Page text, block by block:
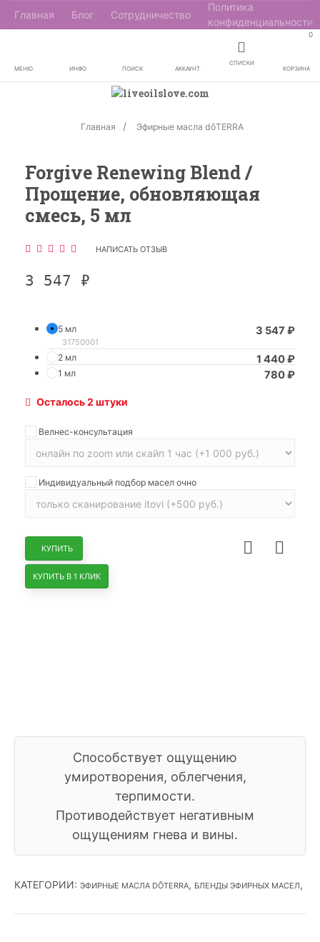
Главная Блог Сотрудничество
Политика
конфиденциальности
МЕНЮ ИНФО ПОИСК АККАУНТ
СПИСКИ
0
КОРЗИНА
Главная Эфирные масла dōTERRA
Forgive Renewing Blend /
Прощение, обновляющая
смесь, 5 мл
НАПИСАТЬ ОТЗЫВ
3 547 ₽
3 547 ₽
5 мл
31750001
1 440₽
2 мл
780₽
1 мл
Осталось 2 штуки
Велнес-консультация
Индивидуальный подбор масел очно
КУПИТЬ
КУПИТЬ В 1 КЛИК
Способствует ощущению
умиротворения, облегчения,
терпимости.
Противодействует негативным
ощущениям гнева и вины.
КАТЕГОРИИ: ЭФИРНЫЕ МАСЛА DŌTERRA, БЛЕНДЫ ЭФИРНЫХ МАСЕЛ,